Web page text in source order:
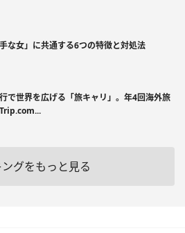
手な女」に共通する6つの特徴と対処法
で世界を広げる「旅キャリ」。年4回海外旅
グをもっと見る